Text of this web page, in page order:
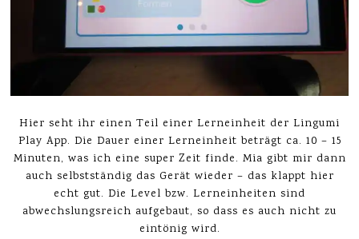
Hier seht ihr einen Teil einer Lerneinheit der Lingumi
Play App. Die Dauer einer Lerneinheit beträgt ca. 10 – 15
Minuten, was ich eine super Zeit finde. Mia gibt mir dann
auch selbstständig das Gerät wieder – das klappt hier
echt gut. Die Level bzw. Lerneinheiten sind
abwechslungsreich aufgebaut, so dass es auch nicht zu
eintönig wird.